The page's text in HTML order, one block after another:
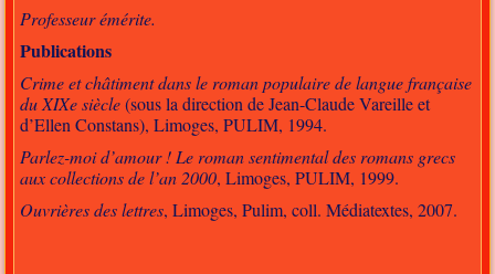
Professeur émérite.
Publications
Crime et châtiment dans le roman populaire de langue française
du XIXe siècle(sous la direction de Jean-Claude Vareille et
d’Ellen Constans), Limoges, PULIM, 1994.
Parlez-moi d’amour ! Le roman sentimental des romans grecs
aux collections de l’an 2000, Limoges, PULIM, 1999.
Ouvrières des lettres, Limoges, Pulim, coll. Médiatextes, 2007.